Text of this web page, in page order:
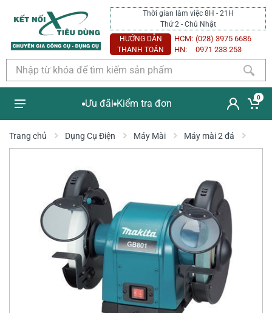
Thời gian làm việc 8H - 21H
Thứ 2 - Chủ Nhật
HƯỚNG DẪN
THANH TOÁN
HCM: (028) 3975 6686
HN:
0971 233 253
Ưu đãi Kiểm tra đơn
0
Trang chủ Dụng Cụ Điện Máy Mài Máy mài 2 đá